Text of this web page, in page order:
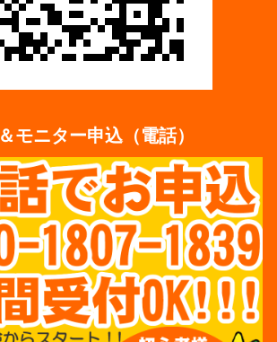
モニター申込（電話）